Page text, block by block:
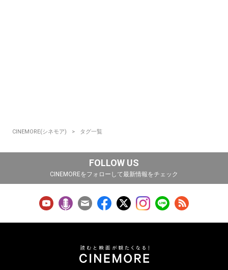
CINEMORE(シネモア) タグ一覧
FOLLOW US
CINEMOREをフォローして最新情報をチェック